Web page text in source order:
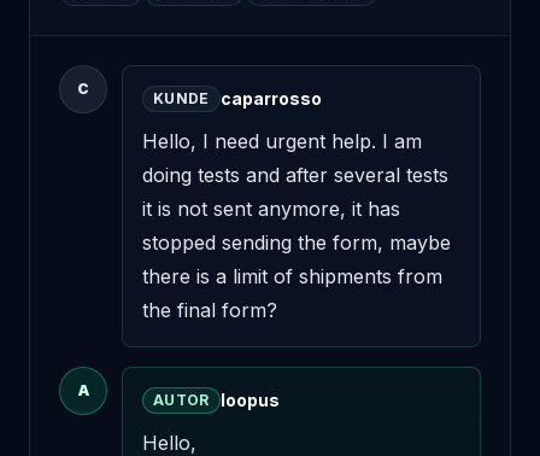
C
KUNDE caparrosso
Hello, I need urgent help. I am
doing tests and after several tests
it is not sent anymore, it has
stopped sending the form, maybe
there is a limit of shipments from
the final form?
A
AUTOR loopus
Hello,